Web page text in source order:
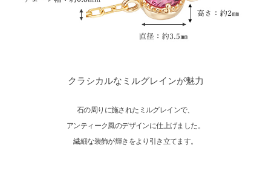
クラシカルなミルグレインが魅力
石の周りに施されたミルグレインで、
アンティーク風のデザインに仕上げました。
繊細な装飾が輝きをより引き立てます。